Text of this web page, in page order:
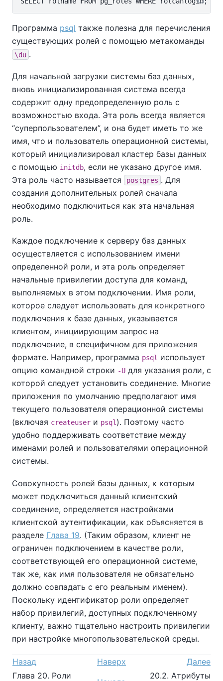
Программа psql также полезна для перечисления
существующих ролей с помощью метакоманды
\du .
Для начальной загрузки системы баз данных,
вновь инициализированная система всегда
содержит одну предопределенную роль с
возможностью входа. Эта роль всегда является
“суперпользователем”, и она будет иметь то же
имя, что и пользователь операционной системы,
который инициализировал кластер базы данных
с помощью initdb, если не указано другое имя.
Эта роль часто называется
postgres . Для
создания дополнительных ролей сначала
необходимо подключиться как эта начальная
роль.
Каждое подключение к серверу баз данных
осуществляется с использованием имени
определенной роли, и эта роль определяет
начальные привилегии доступа для команд,
выполняемых в этом подключении. Имя роли,
которое следует использовать для конкретного
подключения к базе данных, указывается
клиентом, инициирующим запрос на
подключение, в специфичном для приложения
формате. Например, программа psql использует
опцию командной строки -U для указания роли, с
которой следует установить соединение. Многие
приложения по умолчанию предполагают имя
текущего пользователя операционной системы
(включая createuser и psql ). Поэтому часто
удобно поддерживать соответствие между
именами ролей и пользователями операционной
системы.
Совокупность ролей базы данных, к которым
может подключиться данный клиентский
соединение, определяется настройками
клиентской аутентификации, как объясняется в
разделе Глава 19. (Таким образом, клиент не
ограничен подключением в качестве роли,
соответствующей его операционной системе,
так же, как имя пользователя не обязательно
должно совпадать с его реальным именем).
Поскольку идентификатор роли определяет
набор привилегий, доступных подключенному
клиенту, важно тщательно настроить привилегии
при настройке многопользовательской среды.
Назад Наверх
Далее
Глава 20. Роли
20.2. Атрибуты